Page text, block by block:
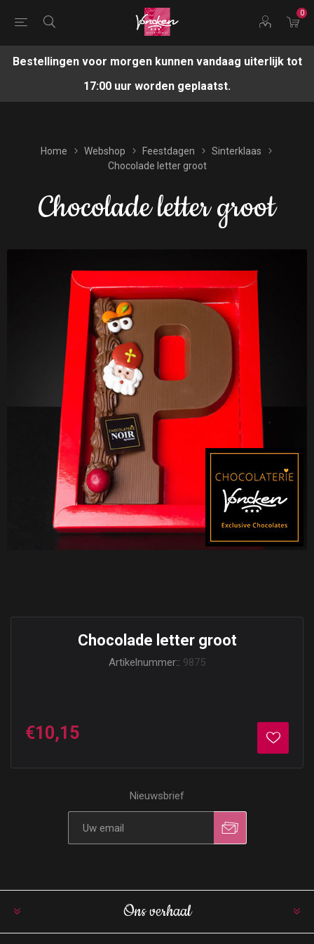
0
Bestellingen voor morgen kunnen vandaag uiterlijk tot
17:00 uur worden geplaatst.
Home Webshop Feestdagen
Sinterklaas
Chocolade letter groot
Chocolade letter groot
Chocolade letter groot
Artikelnummer:: 9875
€10,15
Nieuwsbrief
Ons verhaal